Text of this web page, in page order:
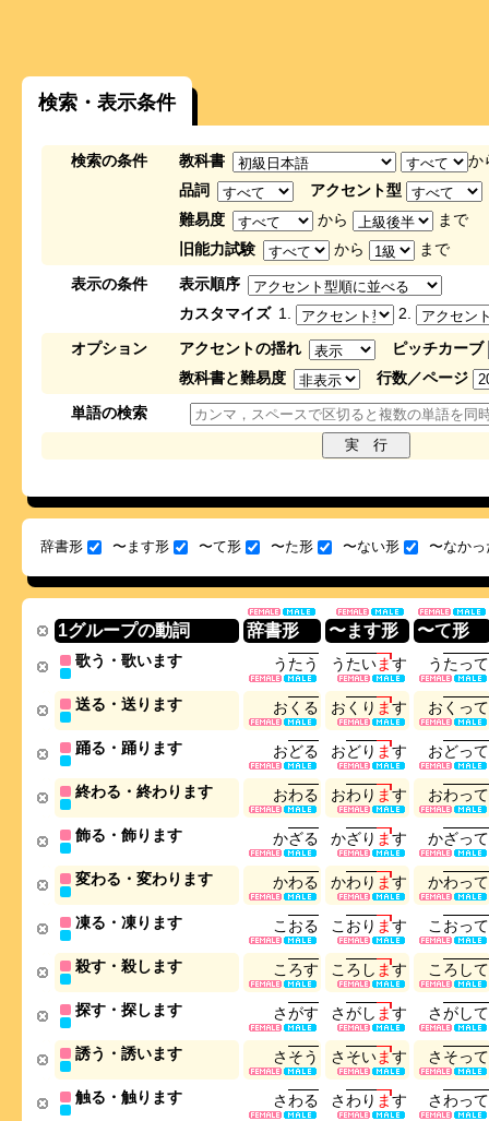
検索・表示条件
検索の条件 教科書
か
品詞
アクセント型
難易度
から
まで
旧能力試験
から
まで
表示の条件
表示順序
カスタマイズ 1.
2.
オプション
アクセントの揺れ
ピッチカーブ
教科書と難易度
行数／ページ
単語の検索
辞書形 〜ます形 〜て形 〜た形 〜ない形 〜なかっ
1グループの動詞 辞書形 〜ます形 〜て形
歌う・歌います う たう う たいます う たって
送る・送ります お く る お く り ます お く って
踊る・踊ります おどる おどり ます おどって
終わる・終わります おわる おわ り ます おわって
飾る・飾ります かざる かざり ます かざって
変わる・変わります かわる かわ り ます かわって
凍る・凍ります こ おる こ お り ます こ おって
殺す・殺します こ ろす こ ろ し ます こ ろ して
探す・探します さがす さがし ます さがして
誘う・誘います さ そう さ そいます さ そって
触る・触ります さ わる さ わ り ます さ わって